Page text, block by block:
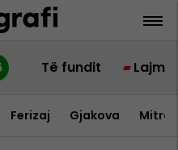
Të fundit Lajme
Ferizaj Gjakova